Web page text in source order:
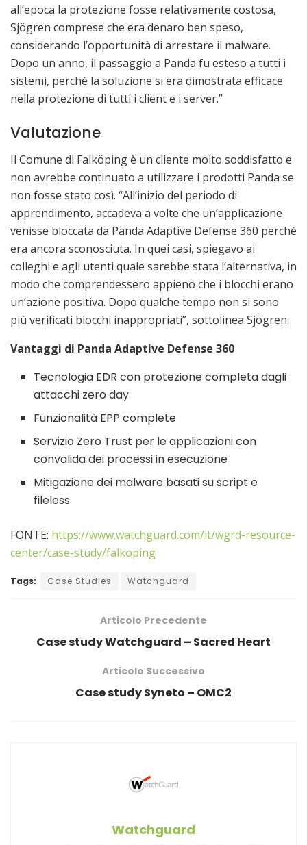
all’epoca la protezione fosse relativamente costosa,
Sjögren comprese che era denaro ben speso,
considerando l’opportunità di arrestare il malware.
Dopo un anno, il passaggio a Panda fu esteso a tutti i
sistemi, perché la soluzione si era dimostrata efficace
nella protezione di tutti i client e i server.”
Valutazione
Il Comune di Falköping è un cliente molto soddisfatto e
non avrebbe continuato a utilizzare i prodotti Panda se
non fosse stato così. “All’inizio del periodo di
apprendimento, accadeva a volte che un’applicazione
venisse bloccata da Panda Adaptive Defense 360 perché
era ancora sconosciuta. In quei casi, spiegavo ai
colleghi e agli utenti quale sarebbe stata l’alternativa, in
modo che comprendessero appieno che i blocchi erano
un’azione positiva. Dopo qualche tempo non si sono
più verificati blocchi inappropriati”, sottolinea Sjögren.
Vantaggi di Panda Adaptive Defense 360
Tecnologia EDR con protezione completa dagli
attacchi zero day
Funzionalità EPP complete
Servizio Zero Trust per le applicazioni con
convalida dei processi in esecuzione
Mitigazione dei malware basati su script e
fileless
FONTE: https://www.watchguard.com/it/wgrd-resource-
center/case-study/falkoping
Tags: Case Studies Watchguard
Articolo Precedente
Case study Watchguard – Sacred Heart
Articolo Successivo
Case study Syneto – OMC2
Watchguard